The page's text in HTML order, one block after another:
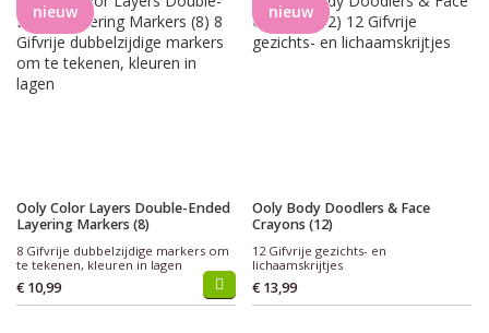
Ooly Color Layers Double-Ended
Layering Markers (8)
8 Gifvrije dubbelzijdige markers om
te tekenen, kleuren in lagen
nieuw
€ 10,99
Ooly Body Doodlers & Face
Crayons (12)
12 Gifvrije gezichts- en
lichaamskrijtjes
nieuw
€ 13,99